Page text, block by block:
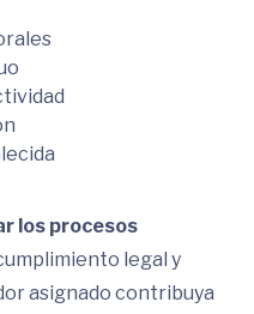
los procesos
legal y
asignado contribuya